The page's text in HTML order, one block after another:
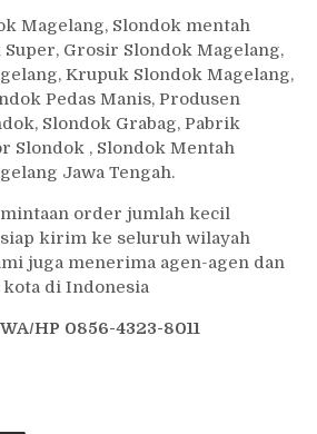
Magelang, Slondok mentah
Grosir Slondok Magelang,
Krupuk Slondok Magelang,
Pedas Manis, Produsen
Slondok Grabag, Pabrik
Slondok , Slondok Mentah
Jawa Tengah.
order jumlah kecil
kirim ke seluruh wilayah
juga menerima agen-agen dan
di Indonesia
HP 0856-4323-8011